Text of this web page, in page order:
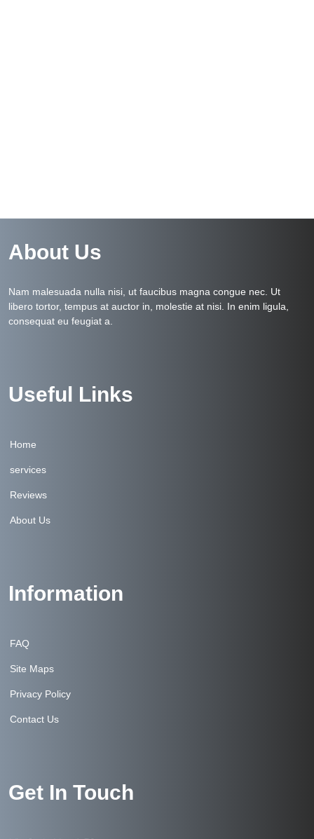
About Us
Nam malesuada nulla nisi, ut faucibus magna congue nec. Ut
libero tortor, tempus at auctor in, molestie at nisi. In enim ligula,
consequat eu feugiat a.
Useful Links
Home
services
Reviews
About Us
Information
FAQ
Site Maps
Privacy Policy
Contact Us
Get In Touch